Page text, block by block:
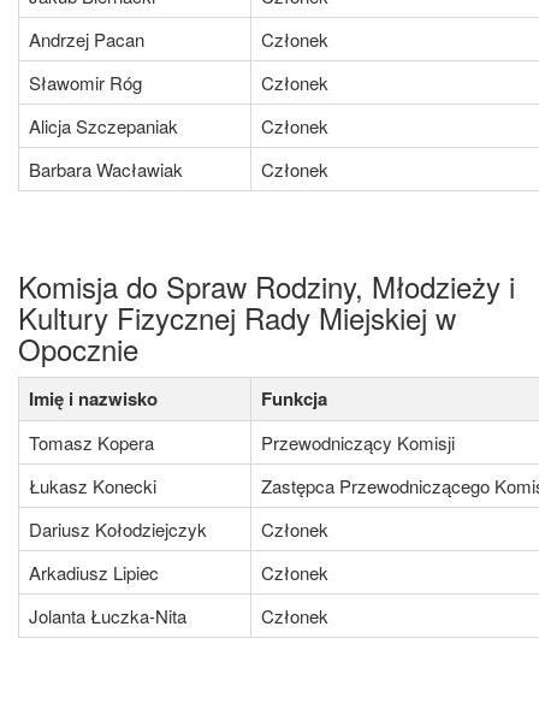
Andrzej Pacan
Członek
Sławomir Róg
Członek
Alicja Szczepaniak
Członek
Barbara Wacławiak
Członek
Komisja do Spraw Rodziny, Młodzieży i
Kultury Fizycznej Rady Miejskiej w
Opocznie
Imię i nazwisko Funkcja
Tomasz Kopera
Przewodniczący Komisji
Łukasz Konecki
Zastępca Przewodniczącego
Dariusz Kołodziejczyk
Członek
Arkadiusz Lipiec
Członek
Jolanta Łuczka-Nita
Członek